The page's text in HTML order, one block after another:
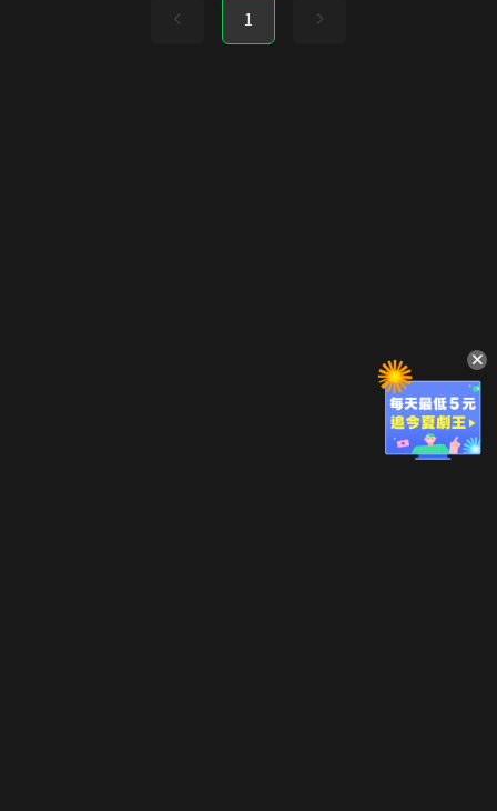
1